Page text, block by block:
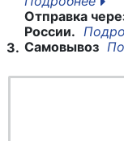
Отправка
России.
3. Самовывоз